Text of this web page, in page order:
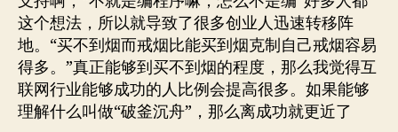
这个想法，所以就导致了很多创业人迅速转移阵
地。“买不到烟而戒烟比能买到烟克制自己戒烟容易
得多。”真正能够到买不到烟的程度，那么我觉得互
联网行业能够成功的人比例会提高很多。如果能够
理解什么叫做“破釜沉舟”，那么离成功就更近了